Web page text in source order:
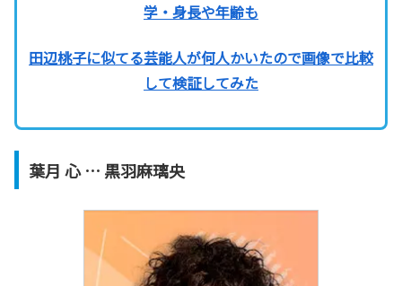
学・身長や年齢も
田辺桃子に似てる芸能人が何人かいたので画像で比較
して検証してみた
葉月 心 … 黒羽麻璃央